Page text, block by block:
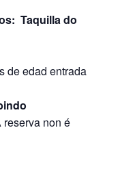
Taquilla do
de edad entrada
reserva non é